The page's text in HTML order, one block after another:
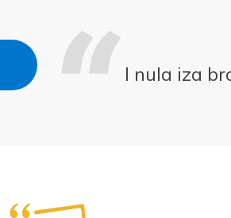
I nula iza